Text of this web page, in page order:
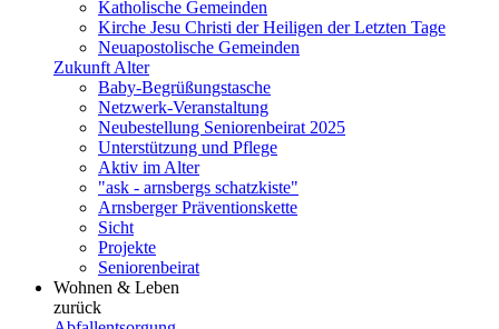
Katholische Gemeinden
Kirche Jesu Christi der Heiligen der Letzten Tage
Neuapostolische Gemeinden
Zukunft Alter
Baby-Begrüßungstasche
Netzwerk-Veranstaltung
Neubestellung Seniorenbeirat 2025
Unterstützung und Pflege
Aktiv im Alter
"ask - arnsbergs schatzkiste"
Arnsberger Präventionskette
Sicht
Projekte
Seniorenbeirat
Wohnen & Leben
zurück